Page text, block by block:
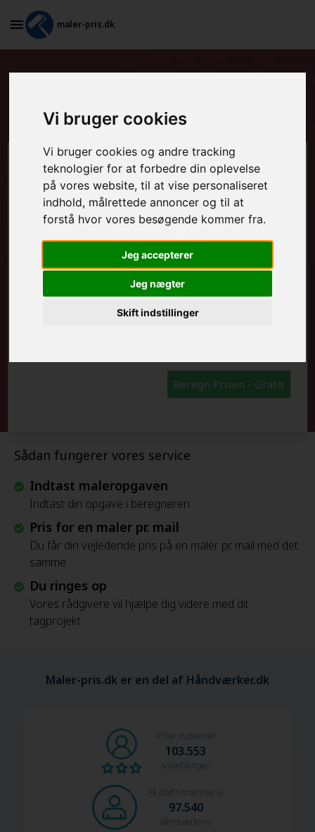
Vi bruger cookies
Vi bruger cookies og andre tracking
teknologier for at forbedre din oplevelse
på vores website, til at vise personaliseret
indhold, målrettede annoncer og til at
forstå hvor vores besøgende kommer fra.
Jeg accepterer
Jeg nægter
Skift indstillinger
maler-pris.dk
maling i Odense S
Sådan fungerer vores service
Indtast maleropgaven
Indtast din opgave i beregneren
Pris for en maler pr. mail
Du får din vejledende pris på en maler pr. mail med det
samme
Du ringes op
Vores rådgivere vil hjælpe dig videre med dit
tagprojekt
Beregn prisen her
MALEROPGAVER - INDVENDIGT:
MALEROPGAVER - UDVENDIGT:
FRAFLYTNINGSPAKKE:
Beregn Prisen - Gratis
Maler-pris.dk er en del af Håndværker.dk
Vi har indsamlet
103.553
anbefalinger
På platformen har vi
97.540
håndværkere